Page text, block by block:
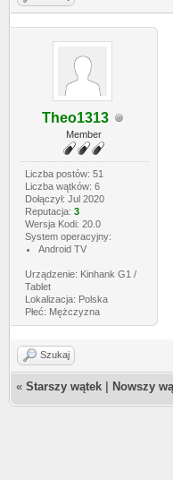
Theo1313
Member
Liczba postów: 51
Liczba wątków: 6
Dołączył: Jul 2020
Reputacja: 3
Wersja Kodi: 20.0
System operacyjny:
Android TV
Urządzenie: Kinhank G1 /
Tablet
Lokalizacja: Polska
Płeć: Mężczyzna
Szukaj
« Starszy wątek Nowszy